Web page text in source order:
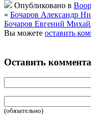
Опубликовано в
« Бочаров Александр
Бочаров Евгений
Вы можете оставить
Оставить
(обязательно)